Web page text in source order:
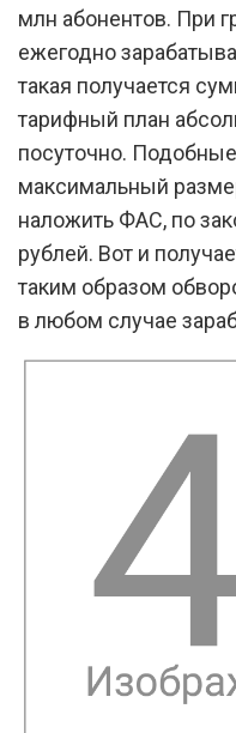
млн абонентов. При
ежегодно
такая получается
тарифный план
посуточно.
максимальный
наложить ФАС, по
рублей. Вот и
таким образом
в любом случае